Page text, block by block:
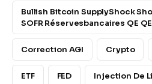
Bullish Bitcoin SupplyShock
SOFR Réservesbancaires QE
Correction AGI Crypto
ETF FED Injection De